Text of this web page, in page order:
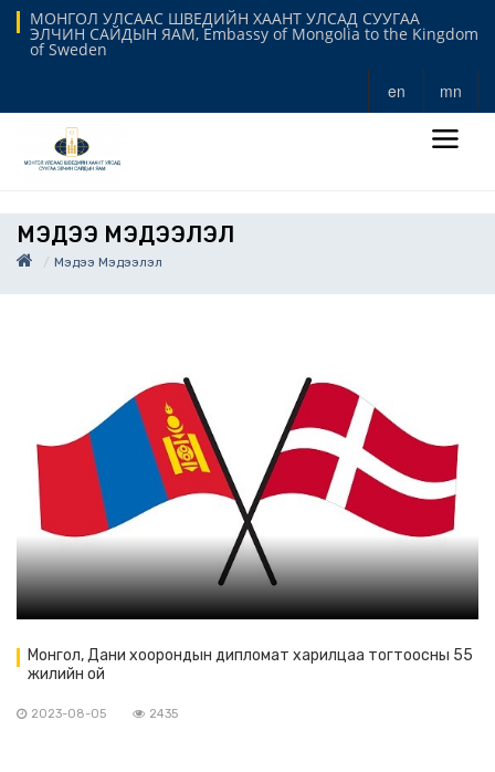
МОНГОЛ УЛСААС ШВЕДИЙН ХААНТ УЛСАД СУУГАА
ЭЛЧИН САЙДЫН ЯАМ, Embassy of Mongolia to the Kingdom
of Sweden
en mn
МЭДЭЭ МЭДЭЭЛЭЛ
Мэдээ Мэдээлэл
Монгол, Дани хоорондын дипломат харилцаа тогтоосны 55
жилийн ой
2023-08-05 2435